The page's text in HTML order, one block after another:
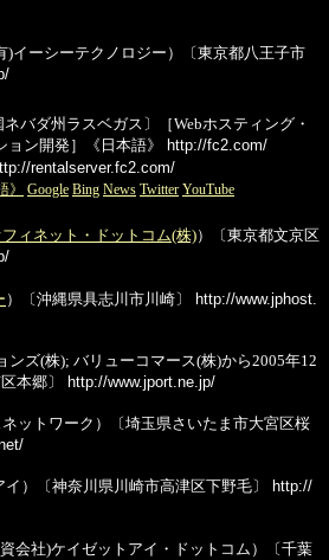
)イーシーテクノロジー）〔東京都八王子市
ネバダ州ラスベガス〕［Webホスティング・
ン開発］《日本語》
http://fc2.com/
rentalserver.fc2.com/
》 Google Bing News Twitter YouTube
フィネット・ドットコム(株)）〔東京都文京区
）〔沖縄県具志川市川崎〕
http://www.jphost.
ンズ(株); バリューコマース(株)から2005年12
本郷〕
http://www.jport.ne.jp/
ネットワーク）〔埼玉県さいたま市大宮区桜
イ）〔神奈川県川崎市高津区下野毛〕
http://
資会社)ケイゼットアイ・ドットコム）〔千葉